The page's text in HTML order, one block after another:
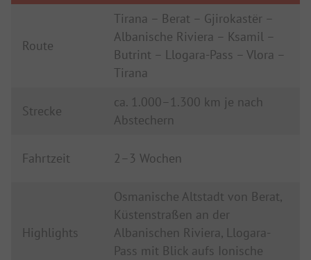
Route
Tirana – Berat – Gjirokastër –
Albanische Riviera – Ksamil –
Butrint – Llogara-Pass – Vlora –
Tirana
Strecke
ca. 1.000–1.300 km je nach
Abstechern
Fahrtzeit 2–3 Wochen
Highlights
Osmanische Altstadt von Berat,
Küstenstraßen an der
Albanischen Riviera, Llogara-
Pass mit Blick aufs Ionische